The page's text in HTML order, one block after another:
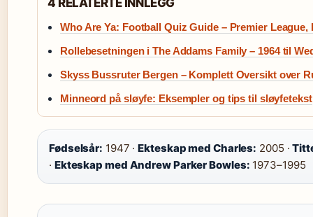
4 RELATERTE INNLEGG
Who Are Ya: Football Quiz Guide – Premier League,
Rollebesetningen i The Addams Family – 1964 til
Skyss Bussruter Bergen – Komplett Oversikt over
Minneord på sløyfe: Eksempler og tips til sløyfetekst
Fødselsår: 1947 ·Ekteskap med Charles: 2005 ·
· Ekteskap med Andrew Parker Bowles: 1973–1995